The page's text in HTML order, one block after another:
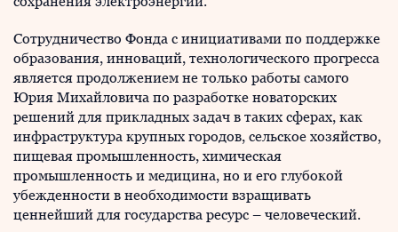
Сотрудничество Фонда с инициативами по поддержке
образования, инноваций, технологического прогресса
является продолжением не только работы самого
Юрия Михайловича по разработке новаторских
решений для прикладных задач в таких сферах, как
инфраструктура крупных городов, сельское хозяйство,
пищевая промышленность, химическая
промышленность и медицина, но и его глубокой
убежденности в необходимости взращивать
ценнейший для государства ресурс – человеческий.